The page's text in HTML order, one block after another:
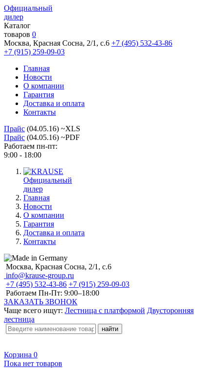
Официальный
дилер
Каталог
товаров 0
Москва, Красная Сосна, 2/1, с.6 +7 (495) 532-43-86
+7 (915) 259-09-03
Главная
Новости
О компании
Гарантия
Доставка и оплата
Контакты
Прайс (04.05.16) ~XLS
Прайс (04.05.16) ~PDF
Работаем пн-пт:
9:00 - 18:00
Официальный
дилер
Главная
Новости
О компании
Гарантия
Доставка и оплата
Контакты
Москва, Красная Сосна, 2/1, с.6
info@krause-group.ru
+7 (495) 532-43-86 +7 (915) 259-09-03
Работаем Пн-Пт: 9:00–18:00
ЗАКАЗАТЬ ЗВОНОК
Чаще всего ищут: Лестница с платформой Двусторонняя
лестница
Корзина 0
Пока нет товаров